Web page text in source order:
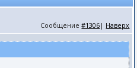
Сообщение#1306 | Наверх